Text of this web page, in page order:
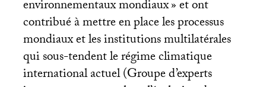
environnementaux mondiaux» et ont
contribué à mettre en place les processus
mondiaux et les institutions multilatérales
qui sous-tendent le régime climatique
international actuel (Groupe d’experts